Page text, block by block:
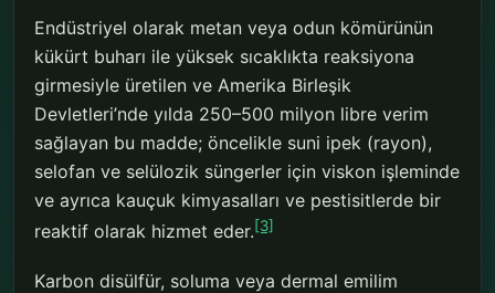
Endüstriyel olarak metan veya odun kömürünün
kükürt buharı ile yüksek sıcaklıkta reaksiyona
girmesiyle üretilen ve Amerika Birleşik
Devletleri’nde yılda 250–500 milyon libre verim
sağlayan bu madde; öncelikle suni ipek (rayon),
selofan ve selülozik süngerler için viskon işleminde
ve ayrıca kauçuk kimyasalları ve pestisitlerde bir
reaktif olarak hizmet eder.[3]
Karbon disülfür, soluma veya dermal emilim